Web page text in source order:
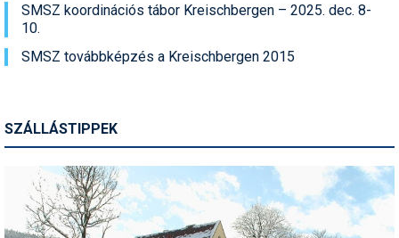
SMSZ koordinációs tábor Kreischbergen – 2025. dec. 8-
10.
SMSZ továbbképzés a Kreischbergen 2015
SZÁLLÁSTIPPEK